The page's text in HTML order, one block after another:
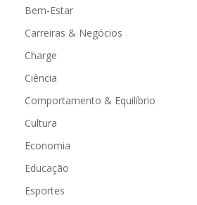
Bem-Estar
Carreiras & Negócios
Charge
Ciência
Comportamento & Equilíbrio
Cultura
Economia
Educação
Esportes